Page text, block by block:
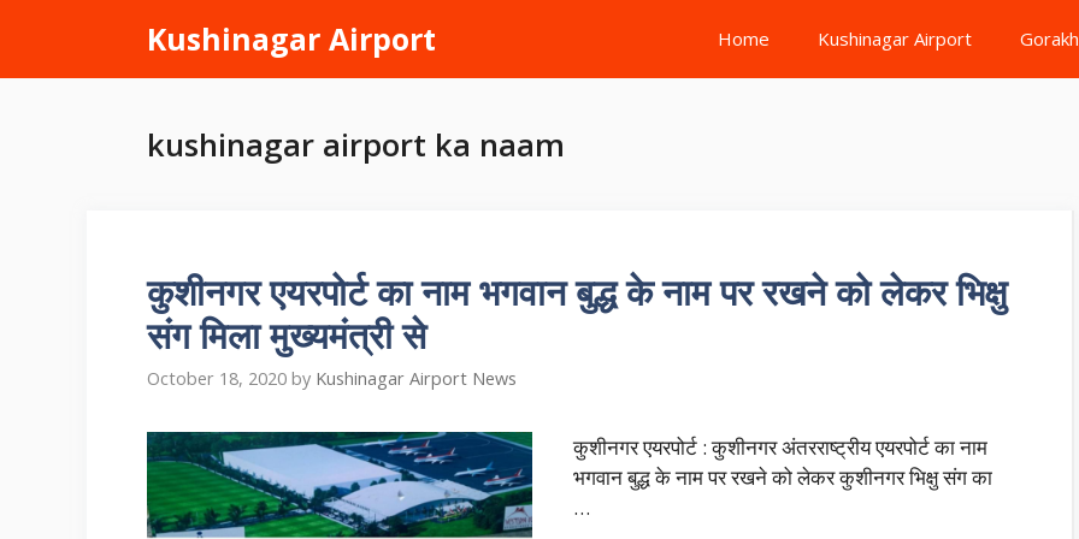
content
Kushinagar Airport Home Kushinagar Airport
kushinagar airport ka naam
कुशीनगर एयरपोर्ट का नाम भगवान बुद्ध के नाम पर रखने को लेकर भिक्षु
संग मिला मुख्यमंत्री से
October 18, 2020 by Kushinagar Airport News
कुशीनगर एयरपोर्ट : कुशीनगर अंतरराष्ट्रीय एयरपोर्ट का नाम
भगवान बुद्ध के नाम पर रखने को लेकर कुशीनगर भिक्षु संग का
…